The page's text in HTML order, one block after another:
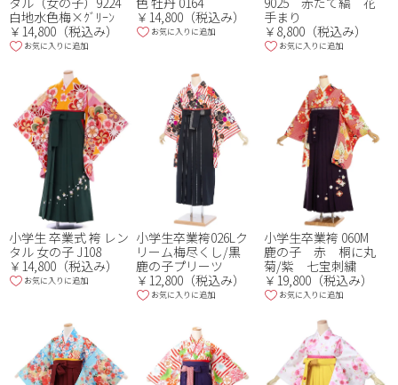
白地水色梅×ｸﾞﾘｰﾝ
￥14,800（税込み）
お気に入りに追加
￥14,800（税込み）
お気に入りに追加
手まり
￥8,800（税込み）
お気に入りに追加
小学生 卒業式 袴 レン
タル 女の子 J108
￥14,800（税込み）
お気に入りに追加
小学生卒業袴026Lク
リーム梅尽くし/黒
鹿の子プリーツ
￥12,800（税込み）
お気に入りに追加
小学生卒業袴 060M
鹿の子 赤 桐に丸
菊/紫 七宝刺繍
￥19,800（税込み）
お気に入りに追加